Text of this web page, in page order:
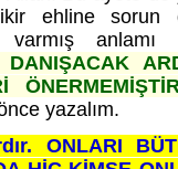
ehline
varmış
yazalım.
ONLARI